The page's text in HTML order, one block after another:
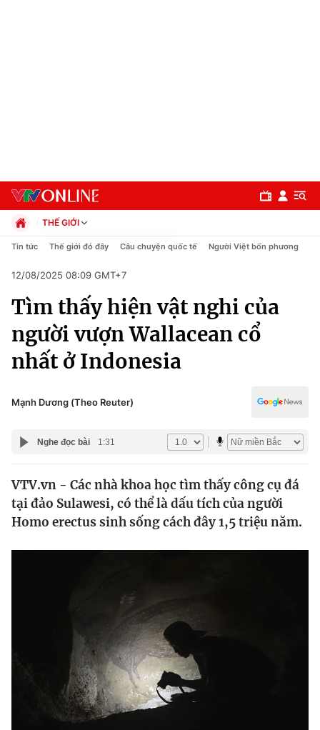
Chuyên mục
Chính trị
Xã hội
Pháp luật
Y tế
Thế giới
Tin tức
Thế giới đó đây
Kinh tế
Hậu trường
Âm nhạc
Đời sống
THẾ GIỚI
Chính trị
Pháp luật
Kinh tế
Thể thao
Truyền hình
Văn hóa - Giải trí
Công nghệ
Tin tức Thế giới đó đây Câu chuyện quốc tế Người Việt bốn phương
12/08/2025 08:09 GMT+7
Tìm thấy hiện vật nghi của
người vượn Wallacean cổ
nhất ở Indonesia
Mạnh Dương (Theo Reuter)
Nghe đọc bài 1:31
VTV.vn - Các nhà khoa học tìm thấy công cụ đá
tại đảo Sulawesi, có thể là dấu tích của người
Homo erectus sinh sống cách đây 1,5 triệu năm.